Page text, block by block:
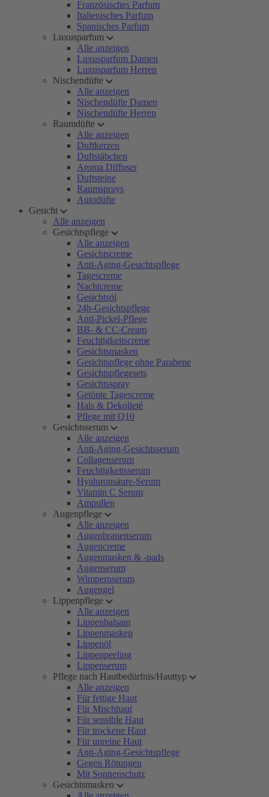
Französisches Parfum
Italienisches Parfum
Spanisches Parfum
Luxusparfum
Alle anzeigen
Luxusparfum Damen
Luxusparfum Herren
Nischendüfte
Alle anzeigen
Nischendüfte Damen
Nischendüfte Herren
Raumdüfte
Alle anzeigen
Duftkerzen
Duftstäbchen
Aroma Diffuser
Duftsteine
Raumsprays
Autodüfte
Gesicht
Alle anzeigen
Gesichtspflege
Alle anzeigen
Gesichtscreme
Anti-Aging-Gesichtspflege
Tagescreme
Nachtcreme
Gesichtsöl
24h-Gesichtspflege
Anti-Pickel-Pflege
BB- & CC-Cream
Feuchtigkeitscreme
Gesichtsmasken
Gesichtspflege ohne Parabene
Gesichtspflegesets
Gesichtsspray
Getönte Tagescreme
Hals & Dekolleté
Pflege mit Q10
Gesichtsserum
Alle anzeigen
Anti-Aging-Gesichtsserum
Collagenserum
Feuchtigkeitsserum
Hyaluronsäure-Serum
Vitamin C Serum
Ampullen
Augenpflege
Alle anzeigen
Augenbrauenserum
Augencreme
Augenmasken & -pads
Augenserum
Wimpernserum
Augengel
Lippenpflege
Alle anzeigen
Lippenbalsam
Lippenmasken
Lippenöl
Lippenpeeling
Lippenserum
Pflege nach Hautbedürfnis/Hauttyp
Alle anzeigen
Für fettige Haut
Für Mischhaut
Für sensible Haut
Für trockene Haut
Für unreine Haut
Anti-Aging-Gesichtspflege
Gegen Rötungen
Mit Sonnenschutz
Gesichtsmasken